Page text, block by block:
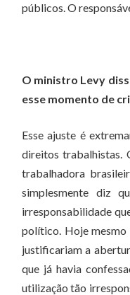
públicos. O
O ministro Levy
esse momento de
Esse ajuste é
direitos trabalhistas.
trabalhadora
simplesmente diz
irresponsabilidade
político. Hoje mesmo
justificariam a
que já havia
utilização tão